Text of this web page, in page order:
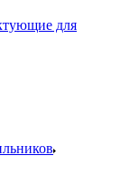
для